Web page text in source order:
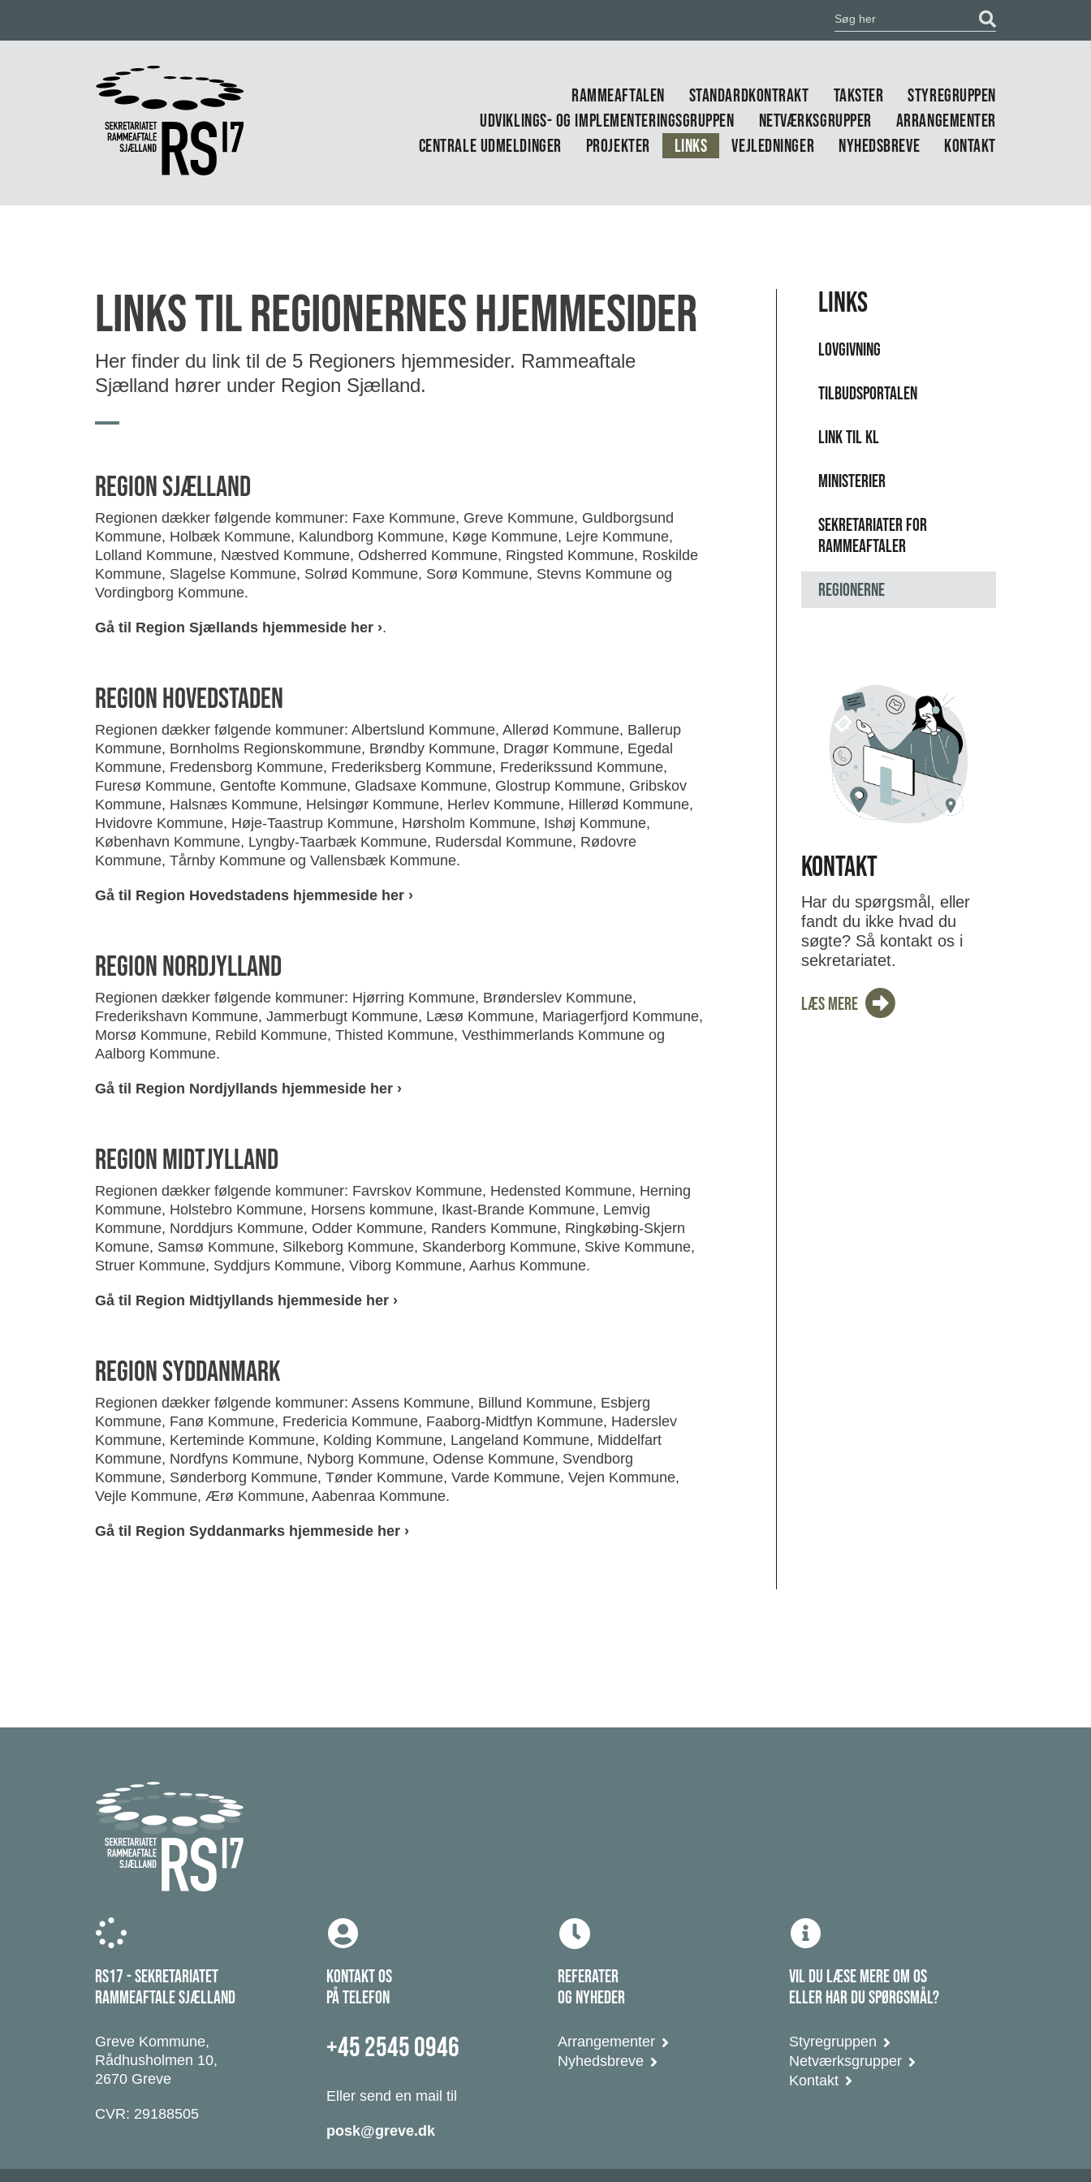
RAMMEAFTALEN STANDARDKONTRAKT TAKSTER
STYREGRUPPEN
UDVIKLINGS- OG IMPLEMENTERINGSGRUPPEN
NETVÆRKSGRUPPER
ARRANGEMENTER
CENTRALE UDMELDINGER
PROJEKTER LINKS VEJLEDNINGER NYHEDSBREVE KONTAKT
links til regionernes hjemmesider
Her finder du link til de 5 Regioners hjemmesider. Rammeaftale
Sjælland hører under Region Sjælland.
Region sjælland
Regionen dækker følgende kommuner: Faxe Kommune, Greve Kommune, Guldborgsund
Kommune, Holbæk Kommune, Kalundborg Kommune, Køge Kommune, Lejre Kommune,
Lolland Kommune, Næstved Kommune, Odsherred Kommune, Ringsted Kommune, ​Roskilde
Kommune, Slagelse Kommune, Solrød Kommune, Sorø Kommune, Stevns Kommune og
Vordingborg Kommune.
Gå til Region Sjællands hjemmeside her ›.
region hovedstaden
Regionen dækker følgende kommuner: Albertslund Kommune, Allerød Kommune, Ballerup
Kommune, Bornholms Regionskommune, Brøndby Kommune, Dragør Kommune, Egedal
Kommune, Fredensborg Kommune, Frederiksberg Kommune, Frederikssund Kommune,
Furesø Kommune, Gentofte Kommune, Gladsaxe Kommune, Glostrup Kommune, Gribskov
Kommune, Halsnæs Kommune, Helsingør Kommune, Herlev Kommune, Hillerød Kommune,
Hvidovre Kommune, Høje-Taastrup Kommune, Hørsholm Kommune, Ishøj Kommune,
København Kommune, Lyngby-Taarbæk Kommune, Rudersdal Kommune, Rødovre
Kommune, Tårnby Kommune og Vallensbæk Kommune.
Gå til Region Hovedstadens hjemmeside her ›
region Nordjylland
Regionen dækker følgende kommuner: Hjørring Kommune, Brønderslev Kommune,
Frederikshavn Kommune, Jammerbugt Kommune, Læsø Kommune, Mariagerfjord Kommune,
Morsø Kommune, Rebild Kommune, Thisted Kommune, Vesthimmerlands Kommune og
Aalborg Kommune.
Gå til Region Nordjyllands hjemmeside her ›
region midtjylland
Regionen dækker følgende kommuner: Favrskov Kommune, Hedensted Kommune, Herning
Kommune, Holstebro Kommune, Horsens kommune, Ikast-Brande Kommune, Lemvig
Kommune, Norddjurs Kommune, Odder Kommune, Randers Kommune, Ringkøbing-Skjern
Komune, Samsø Kommune, Silkeborg Kommune, Skanderborg Kommune, Skive Kommune,
Struer Kommune, Syddjurs Kommune, Viborg Kommune, Aarhus Kommune.
Gå til Region Midtjyllands hjemmeside her ›
region syddanmark
Regionen dækker følgende kommuner: Assens Kommune, Billund Kommune, Esbjerg
Kommune, Fanø Kommune, Fredericia Kommune, Faaborg-Midtfyn Kommune, Haderslev
Kommune, Kerteminde Kommune, Kolding Kommune, Langeland Kommune, Middelfart
Kommune, Nordfyns Kommune, Nyborg Kommune, Odense Kommune, Svendborg
Kommune, Sønderborg Kommune, Tønder Kommune, Varde Kommune, Vejen Kommune,
Vejle Kommune, Ærø Kommune, Aabenraa Kommune.
Gå til Region Syddanmarks hjemmeside her ›
Links
Lovgivning
Tilbudsportalen
Link til KL
Ministerier
Sekretariater for
Rammeaftaler
Regionerne
Kontakt
Har du spørgsmål, eller
fandt du ikke hvad du
søgte? Så kontakt os i
sekretariatet.
LÆS MERE
RS17 - SEKRETARIATET
RAMMEAFTALE SJÆLLAND
Greve Kommune,
Rådhusholmen 10,
2670 Greve
CVR: 29188505
KONTAKT OS
PÅ TELEFON
+45 2545 0946
Eller send en mail til
posk@greve.dk
REFERATER
OG NYHEDER
Arrangementer
Nyhedsbreve
VIL DU LÆSE MERE OM OS
ELLER HAR DU SPØRGSMÅL?
Styregruppen
Netværksgrupper
Kontakt